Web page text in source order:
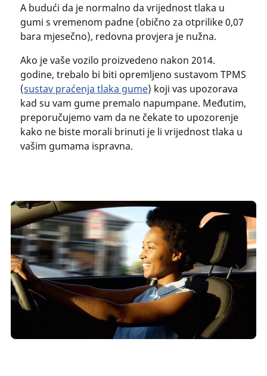
A budući da je normalno da vrijednost tlaka u
gumi s vremenom padne (obično za otprilike 0,07
bara mjesečno), redovna provjera je nužna.
Ako je vaše vozilo proizvedeno nakon 2014.
godine, trebalo bi biti opremljeno sustavom TPMS
(sustav praćenja tlaka gume) koji vas upozorava
kad su vam gume premalo napumpane. Međutim,
preporučujemo vam da ne čekate to upozorenje
kako ne biste morali brinuti je li vrijednost tlaka u
vašim gumama ispravna.